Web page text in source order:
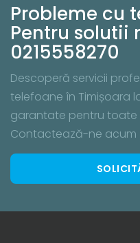
Probleme cu
Pentru solutii
0215558270
Descoperă servicii
telefoane în Timișoara
garantate pentru toate
Contactează-ne acum